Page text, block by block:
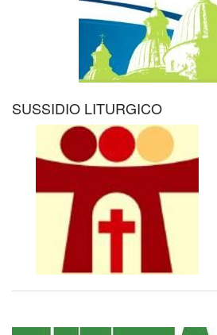
SUSSIDIO LITURGICO